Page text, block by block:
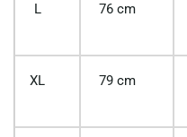
L 76 cm
XL 79 cm